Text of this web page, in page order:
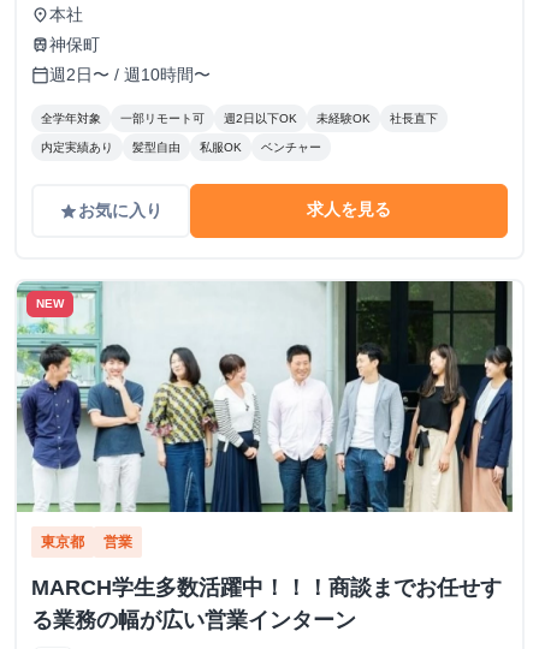
place本社
train神保町
calendar_today週2日〜 / 週10時間〜
全学年対象 一部リモート可 週2日以下OK 未経験OK 社長直下
内定実績あり 髪型自由 私服OK ベンチャー
gradeお気に入り 求人を見る
NEW
東京都 営業
MARCH学生多数活躍中！！！商談までお任せす
る業務の幅が広い営業インターン